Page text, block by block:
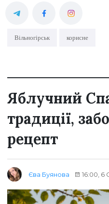
Вільногірськ корисне
Яблучний
традиції,
рецепт
Єва Буянова 16:00, 6